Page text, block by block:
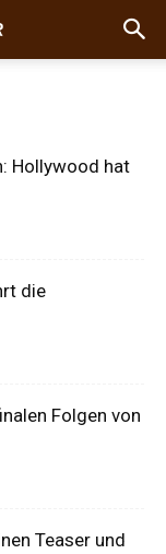
Hollywood hat
die
Folgen von
Teaser und